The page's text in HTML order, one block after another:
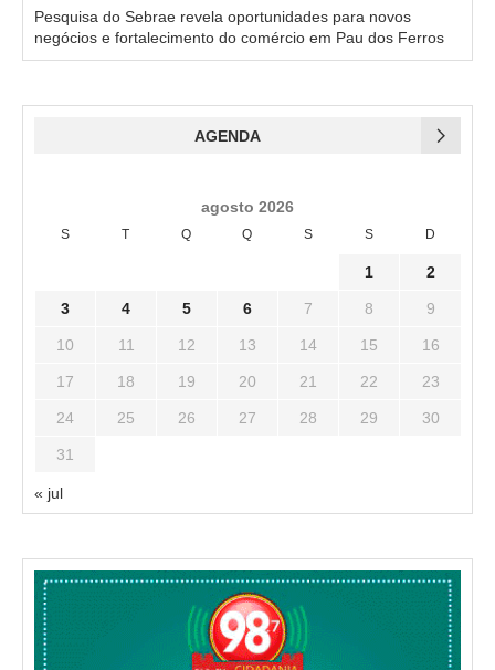
Pesquisa do Sebrae revela oportunidades para novos
negócios e fortalecimento do comércio em Pau dos Ferros
AGENDA
agosto 2026
S T Q Q S S D
1 2
3 4 5 6 7 8 9
10 11 12 13 14 15 16
17 18 19 20 21 22 23
24 25 26 27 28 29 30
31
« jul